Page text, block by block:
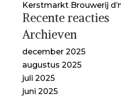
Kerstmarkt Brouwerij
Recente reacties
Archieven
december 2025
augustus 2025
juli 2025
juni 2025